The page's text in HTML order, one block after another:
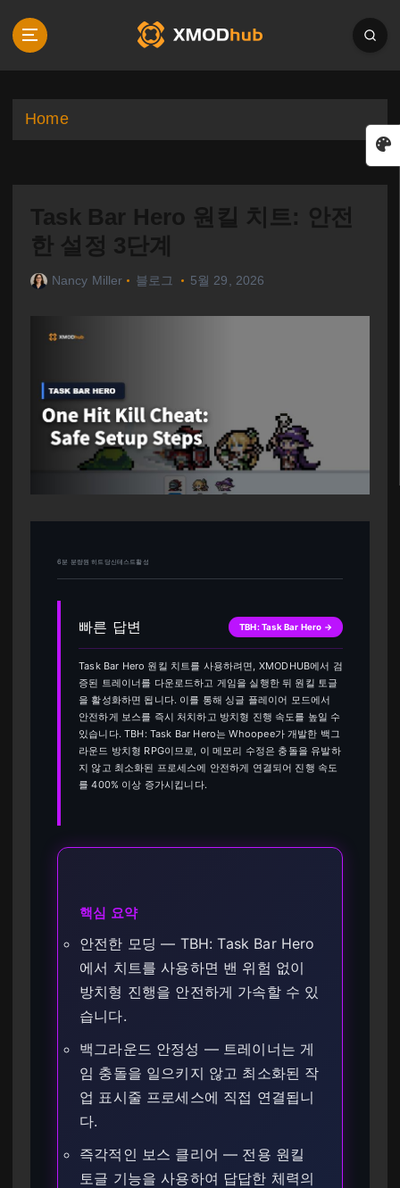
p
Home
Task Bar Hero 원킬 치트: 안전
한 설정 3단계
Nancy Miller 블로그 5월 29, 2026
6분 분량원 히트당신테스트활성
빠른 답변 TBH: Task Bar Hero →
Task Bar Hero 원킬 치트를 사용하려면, XMODHUB에서 검
증된 트레이너를 다운로드하고 게임을 실행한 뒤 원킬 토글
을 활성화하면 됩니다. 이를 통해 싱글 플레이어 모드에서
안전하게 보스를 즉시 처치하고 방치형 진행 속도를 높일 수
있습니다. TBH: Task Bar Hero는 Whoopee가 개발한 백그
라운드 방치형 RPG이므로, 이 메모리 수정은 충돌을 유발하
지 않고 최소화된 프로세스에 안전하게 연결되어 진행 속도
를 400% 이상 증가시킵니다.
핵심 요약
안전한 모딩 — TBH: Task Bar Hero
에서 치트를 사용하면 밴 위험 없이
방치형 진행을 안전하게 가속할 수 있
습니다.
백그라운드 안정성 — 트레이너는 게
임 충돌을 일으키지 않고 최소화된 작
업 표시줄 프로세스에 직접 연결됩니
다.
즉각적인 보스 클리어 — 전용 원킬
토글 기능을 사용하여 답답한 체력의